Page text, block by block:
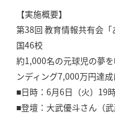
【実施概要】
第38回 教育情報共有会
国46校
約1,000名の元球児の夢
ンディング7,000万円達
■日時：6月6日（火）19
■登壇：大武優斗さん（